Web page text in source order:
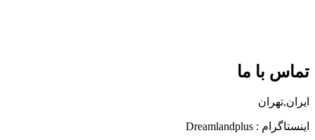
تماس با ما
ایران,تهران
اینستاگرام : Dreamlandplus